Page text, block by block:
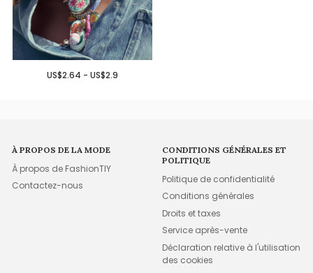
US$2.64 - US$2.9
À PROPOS DE LA MODE
À propos de FashionTIY
Contactez-nous
CONDITIONS GÉNÉRALES ET
POLITIQUE
Politique de confidentialité
Conditions générales
Droits et taxes
Service après-vente
Déclaration relative à l'utilisation
des cookies